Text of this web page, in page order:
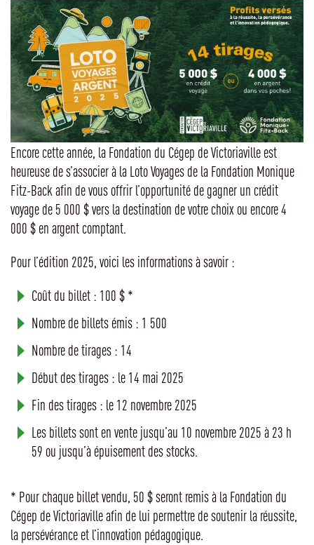
Encore cette année, la Fondation du Cégep de Victoriaville est
heureuse de s’associer à la Loto Voyages de la Fondation Monique
Fitz-Back afin de vous offrir l’opportunité de gagner un crédit
voyage de 5 000 $ vers la destination de votre choix ou encore 4
000 $ en argent comptant.
Pour l’édition 2025, voici les informations à savoir :
Coût du billet : 100 $ *
Nombre de billets émis : 1 500
Nombre de tirages : 14
Début des tirages : le 14 mai 2025
Fin des tirages : le 12 novembre 2025
Les billets sont en vente jusqu’au 10 novembre 2025 à 23 h
59 ou jusqu’à épuisement des stocks.
* Pour chaque billet vendu, 50 $ seront remis à la Fondation du
Cégep de Victoriaville afin de lui permettre de soutenir la réussite,
la persévérance et l’innovation pédagogique.